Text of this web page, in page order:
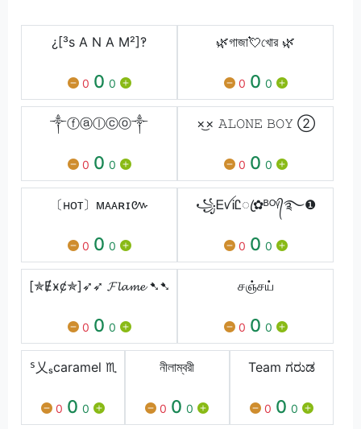
¿[³s A N A M²]‽
0 0 0
🌿গাজা💘খোর 🌿
0 0 0
༒ⓕⓐⓛⓒⓞ༒
0 0 0
×͜× 𝙰𝙻𝙾𝙽𝙴 𝙱𝙾𝚈 ➁
0 0 0
〔ʜᴏᴛ〕ᴍᴀᴀʀɪ៚
0 0 0
꧁ᎬꪜᎥᏝꦿ✿ᴮᴼᵞ᭄࿐❶
0 0 0
[✯Ɇӿȼ✯]➶➶ 𝓕𝓵𝓪𝓶𝓮 ➷➷
0 0 0
சஞ்சய்
0 0 0
ᔆ乂ₛcaramel ♏︎
0 0 0
নীলাম্বরী
0 0 0
Team ಗರುಡ
0 0 0